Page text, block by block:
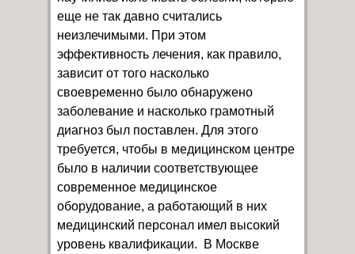
еще не так давно считались
неизлечимыми. При этом
эффективность лечения, как правило,
зависит от того насколько
своевременно было обнаружено
заболевание и насколько грамотный
диагноз был поставлен. Для этого
требуется, чтобы в медицинском центре
было в наличии соответствующее
современное медицинское
оборудование, а работающий в них
медицинский персонал имел высокий
уровень квалификации. В Москве